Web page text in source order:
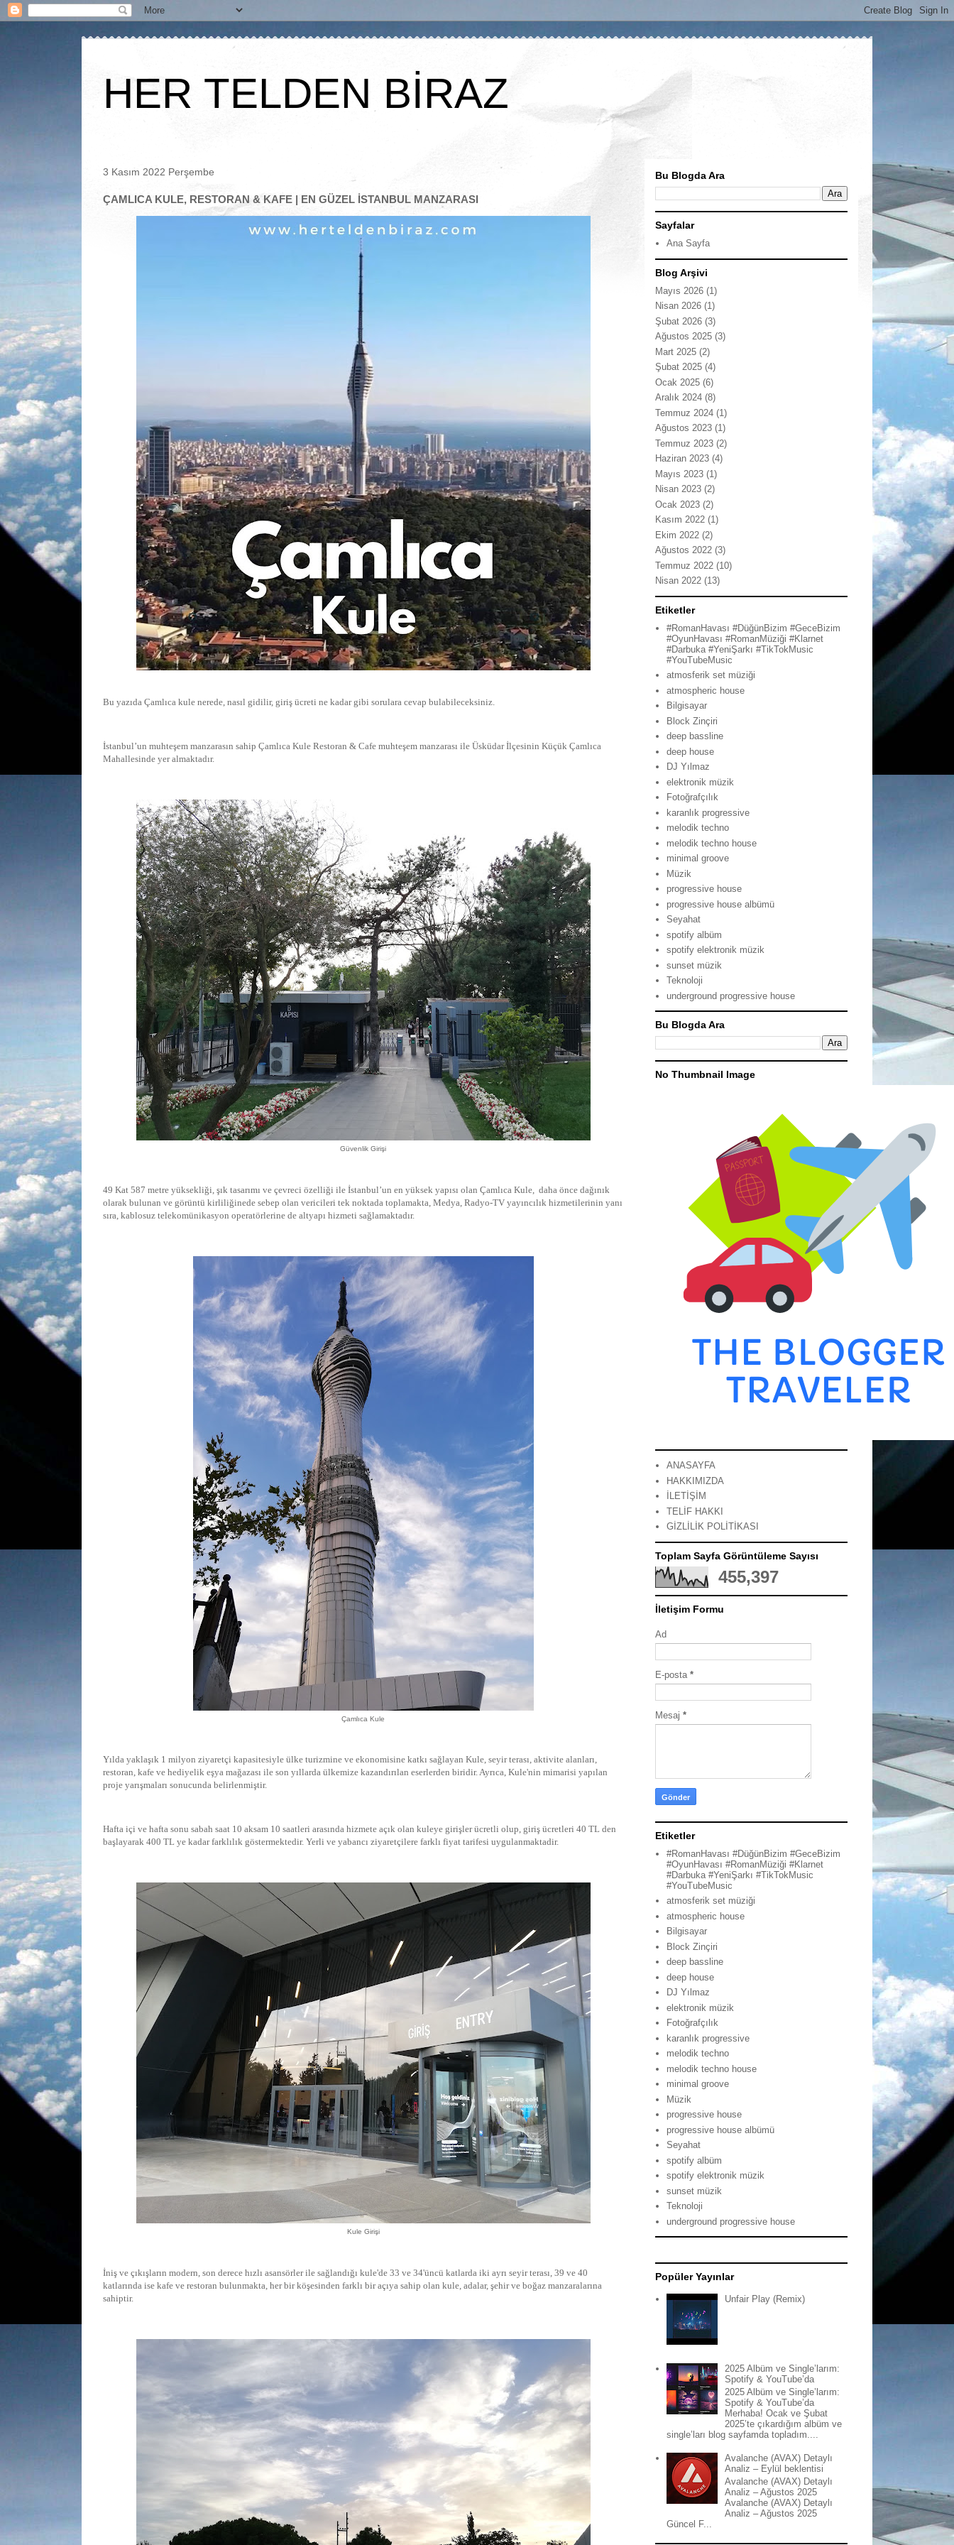
HER TELDEN BİRAZ
3 Kasım 2022 Perşembe
ÇAMLICA KULE, RESTORAN & KAFE | EN GÜZEL İSTANBUL MANZARASI
Bu yazıda Çamlıca kule nerede, nasıl gidilir, giriş ücreti ne kadar gibi sorulara cevap bulabileceksiniz.
İstanbul’un muhteşem manzarasın sahip Çamlıca Kule Restoran & Cafe muhteşem manzarası ile Üsküdar İlçesinin Küçük Çamlıca
Mahallesinde yer almaktadır.
Güvenlik Girişi
49 Kat 587 metre yüksekliği, şık tasarımı ve çevreci özelliği ile İstanbul’un en yüksek yapısı olan Çamlıca Kule, daha önce dağınık
olarak bulunan ve görüntü kirliliğinede sebep olan vericileri tek noktada toplamakta, Medya, Radyo-TV yayıncılık hizmetilerinin yanı
sıra, kablosuz telekomünikasyon operatörlerine de altyapı hizmeti sağlamaktadır.
Çamlıca Kule
Yılda yaklaşık 1 milyon ziyaretçi kapasitesiyle ülke turizmine ve ekonomisine katkı sağlayan Kule, seyir terası, aktivite alanları,
restoran, kafe ve hediyelik eşya mağazası ile son yıllarda ülkemize kazandırılan eserlerden biridir. Ayrıca, Kule'nin mimarisi yapılan
proje yarışmaları sonucunda belirlenmiştir.
Hafta içi ve hafta sonu sabah saat 10 aksam 10 saatleri arasında hizmete açık olan kuleye girişler ücretli olup, giriş ücretleri 40 TL den
başlayarak 400 TL ye kadar farklılık göstermektedir. Yerli ve yabancı ziyaretçilere farklı fiyat tarifesi uygulanmaktadir.
Kule Girişi
İniş ve çıkışların modern, son derece hızlı asansörler ile sağlandığı kule'de 33 ve 34'üncü katlarda iki ayrı seyir terası, 39 ve 40
katlarında ise kafe ve restoran bulunmakta, her bir köşesinden farklı bir açıya sahip olan kule, adalar, şehir ve boğaz manzaralarına
sahiptir.
Bu Blogda Ara
Sayfalar
Ana Sayfa
Blog Arşivi
Mayıs 2026 (1)
Nisan 2026 (1)
Şubat 2026 (3)
Ağustos 2025 (3)
Mart 2025 (2)
Şubat 2025 (4)
Ocak 2025 (6)
Aralık 2024 (8)
Temmuz 2024 (1)
Ağustos 2023 (1)
Temmuz 2023 (2)
Haziran 2023 (4)
Mayıs 2023 (1)
Nisan 2023 (2)
Ocak 2023 (2)
Kasım 2022 (1)
Ekim 2022 (2)
Ağustos 2022 (3)
Temmuz 2022 (10)
Nisan 2022 (13)
Etiketler
#RomanHavası #DüğünBizim #GeceBizim
#OyunHavası #RomanMüziği #Klarnet
#Darbuka #YeniŞarkı #TikTokMusic
#YouTubeMusic
atmosferik set müziği
atmospheric house
Bilgisayar
Block Zinçiri
deep bassline
deep house
DJ Yılmaz
elektronik müzik
Fotoğrafçılık
karanlık progressive
melodik techno
melodik techno house
minimal groove
Müzik
progressive house
progressive house albümü
Seyahat
spotify albüm
spotify elektronik müzik
sunset müzik
Teknoloji
underground progressive house
Bu Blogda Ara
No Thumbnail Image
ANASAYFA
HAKKIMIZDA
İLETİŞİM
TELİF HAKKI
GİZLİLİK POLİTİKASI
Toplam Sayfa Görüntüleme Sayısı
455,397
İletişim Formu
Ad
E-posta *
Mesaj *
Etiketler
#RomanHavası #DüğünBizim #GeceBizim
#OyunHavası #RomanMüziği #Klarnet
#Darbuka #YeniŞarkı #TikTokMusic
#YouTubeMusic
atmosferik set müziği
atmospheric house
Bilgisayar
Block Zinçiri
deep bassline
deep house
DJ Yılmaz
elektronik müzik
Fotoğrafçılık
karanlık progressive
melodik techno
melodik techno house
minimal groove
Müzik
progressive house
progressive house albümü
Seyahat
spotify albüm
spotify elektronik müzik
sunset müzik
Teknoloji
underground progressive house
Popüler Yayınlar
Unfair Play (Remix)
2025 Albüm ve Single’larım:
Spotify & YouTube’da
2025 Albüm ve Single’larım:
Spotify & YouTube’da
Merhaba! Ocak ve Şubat
2025’te çıkardığım albüm ve
single’ları blog sayfamda topladım....
Avalanche (AVAX) Detaylı
Analiz – Eylül beklentisi
Avalanche (AVAX) Detaylı
Analiz – Ağustos 2025
Avalanche (AVAX) Detaylı
Analiz – Ağustos 2025
Güncel F...